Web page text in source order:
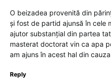
O beizadea provenită din
și fost de partid ajunsă în cele
ajutor substanțial din partea
masterat doctorat vin ca apa
am ajuns în acest hal din
Reply